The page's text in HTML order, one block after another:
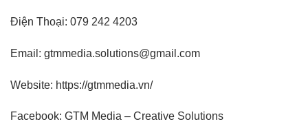
Điện Thoại: 079 242 4203
Email: gtmmedia.solutions@gmail.com
Website: https://gtmmedia.vn/
Facebook: GTM Media – Creative Solutions